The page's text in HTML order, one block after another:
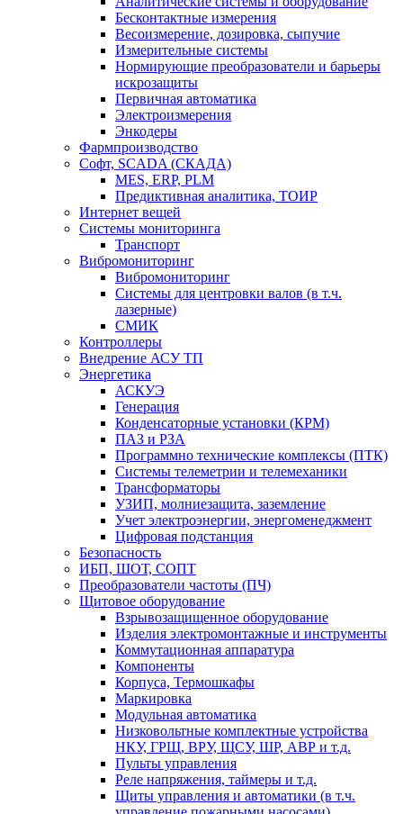
Бесконтактные измерения
Весоизмерение, дозировка, сыпучие
Измерительные системы
Нормирующие преобразователи и барьеры
искрозащиты
Первичная автоматика
Электроизмерения
Энкодеры
Фармпроизводство
Софт, SCADA (СКАДА)
MES, ERP, PLM
Предиктивная аналитика, ТОИР
Интернет вещей
Системы мониторинга
Транспорт
Вибромониторинг
Вибромониторинг
Системы для центровки валов (в т.ч.
лазерные)
СМИК
Контроллеры
Внедрение АСУ ТП
Энергетика
АСКУЭ
Генерация
Конденсаторные установки (КРМ)
ПАЗ и РЗА
Программно технические комплексы (ПТК)
Системы телеметрии и телемеханики
Трансформаторы
УЗИП, молниезащита, заземление
Учет электроэнергии, энергоменеджмент
Цифровая подстанция
Безопасность
ИБП, ШОТ, СОПТ
Преобразователи частоты (ПЧ)
Щитовое оборудование
Взрывозащищенное оборудование
Изделия электромонтажные и инструменты
Коммутационная аппаратура
Компоненты
Корпуса, Термошкафы
Маркировка
Модульная автоматика
Низковольтные комплектные устройства
НКУ, ГРЩ, ВРУ, ЩСУ, ШР, АВР и т.д.
Пульты управления
Реле напряжения, таймеры и т.д.
Щиты управления и автоматики (в т.ч.